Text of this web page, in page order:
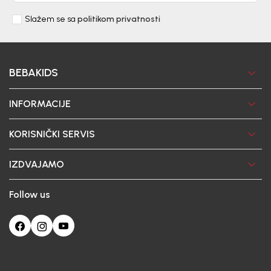
Slažem se sa politikom privatnosti
BEBAKIDS
INFORMACIJE
KORISNIČKI SERVIS
IZDVAJAMO
Follow us